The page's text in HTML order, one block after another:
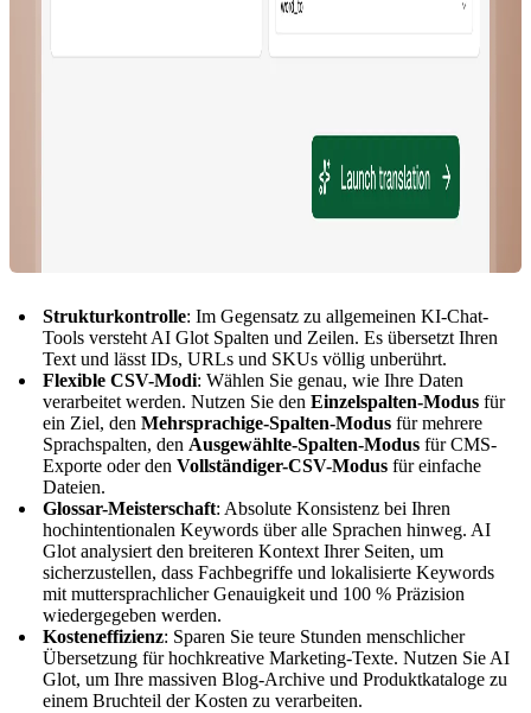
Strukturkontrolle: Im Gegensatz zu allgemeinen KI-Chat-
Tools versteht AI Glot Spalten und Zeilen. Es übersetzt Ihren
Text und lässt IDs, URLs und SKUs völlig unberührt.
Flexible CSV-Modi: Wählen Sie genau, wie Ihre Daten
verarbeitet werden. Nutzen Sie den Einzelspalten-Modus für
ein Ziel, den Mehrsprachige-Spalten-Modus für mehrere
Sprachspalten, den Ausgewählte-Spalten-Modus für CMS-
Exporte oder den Vollständiger-CSV-Modus für einfache
Dateien.
Glossar-Meisterschaft: Absolute Konsistenz bei Ihren
hochintentionalen Keywords über alle Sprachen hinweg. AI
Glot analysiert den breiteren Kontext Ihrer Seiten, um
sicherzustellen, dass Fachbegriffe und lokalisierte Keywords
mit muttersprachlicher Genauigkeit und 100 % Präzision
wiedergegeben werden.
Kosteneffizienz: Sparen Sie teure Stunden menschlicher
Übersetzung für hochkreative Marketing-Texte. Nutzen Sie AI
Glot, um Ihre massiven Blog-Archive und Produktkataloge zu
einem Bruchteil der Kosten zu verarbeiten.